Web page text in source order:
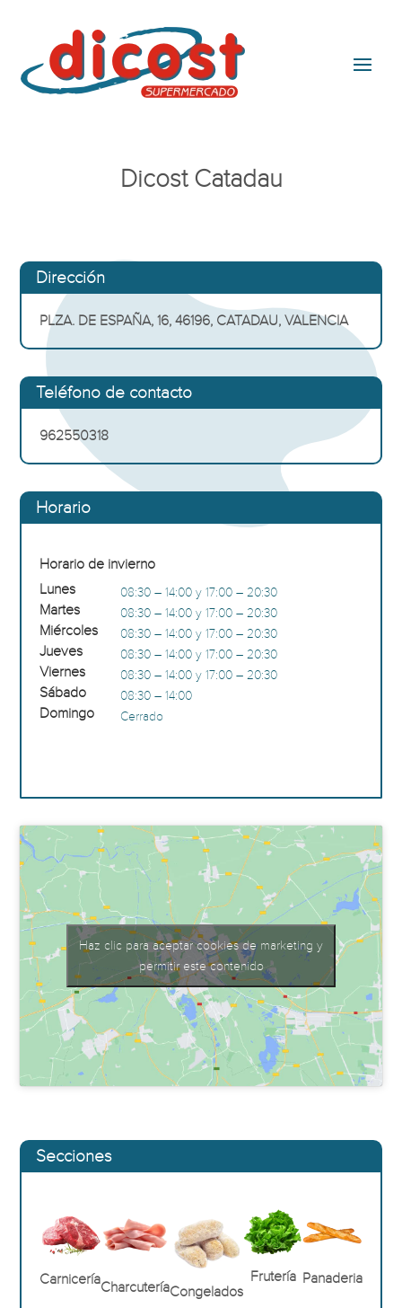
Dicost Catadau
Dirección
PLZA. DE ESPAÑA, 16, 46196, CATADAU, VALENCIA
Teléfono de contacto
962550318
Horario
Horario de invierno
Lunes
08:30 – 14:00 y 17:00 – 20:30
Martes 08:30 – 14:00 y 17:00 – 20:30
Miércoles 08:30 – 14:00 y 17:00 – 20:30
Jueves 08:30 – 14:00 y 17:00 – 20:30
Viernes 08:30 – 14:00 y 17:00 – 20:30
Sábado 08:30 – 14:00
Domingo Cerrado
Haz clic para aceptar cookies de marketing y
permitir este contenido
Secciones
CarniceríaCharcuteríaCongelados
Frutería Panaderia